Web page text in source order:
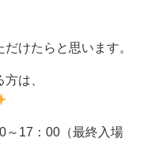
けたらと思います。
は、
～17：00（最終入場